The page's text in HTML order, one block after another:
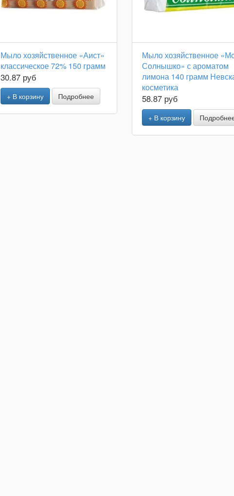
Мыло хозяйственное «Аист»
классическое 72% 150 грамм
30.87 руб
+ В корзину Подробнее
Мыло хозяйственное
Солнышко» с ароматом
лимона 140 грамм
косметика
58.87 руб
+ В корзину